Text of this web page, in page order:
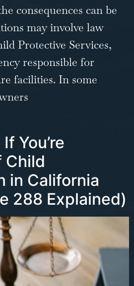
consequences can be
may involve law
Protective Services,
responsible for
facilities. In some
You’re
Child
in California
288 Explained)